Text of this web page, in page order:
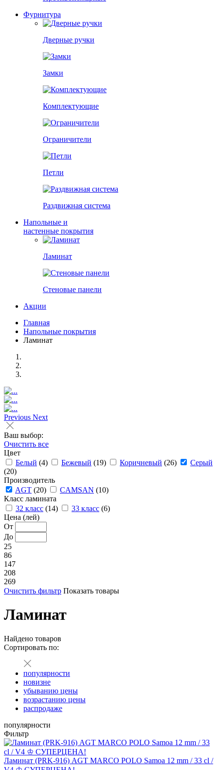
Фурнитура
Дверные ручки
Замки
Комплектующие
Ограничители
Петли
Раздвижная система
Напольные и
настенные покрытия
Ламинат
Стеновые панели
Акции
Главная
Напольные покрытия
Ламинат
Previous Next
Ваш выбор:
Очистить все
Цвет
Белый (4) Бежевый (19) Коричневый (26)
Серый
(20)
Производитель
AGT (20) CAMSAN (10)
Класс ламината
32 класс (14) 33 класс (6)
Цена (лей)
От
До
25
86
147
208
269
Очистить фильтр Показать товары
Ламинат
Найдено товаров
Сортировать по:
популярности
новизне
убыванию цены
возрастанию цены
распродаже
популярности
Фильтр
Ламинат (PRK-916) AGT MARCO POLO Samoa 12 mm / 33 cl /